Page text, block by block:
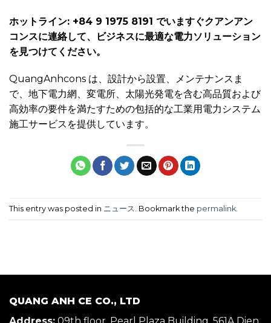
ホットライン: +84 9 1975 8191 でいますぐクアンアン
コンスに連絡して、ビジネスに最適な電力ソリューション
を見つけてください。
QuangAnhcons は、設計から設置、メンテナンスま
で、地下電力網、変電所、太陽光発電を含む高品質および
高効率の要件を満たすための包括的な工業用電力システム
施工サービスを提供しています。
This entry was posted in ニュース . Bookmark the permalink
QUANG ANH CE CO., LTD